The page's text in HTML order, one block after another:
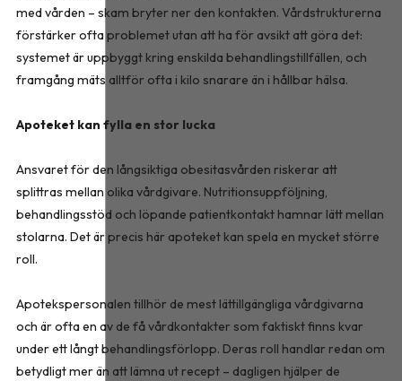
med vården – skam bryter ner den kontakten. Vårdstrukturerna
förstärker ofta problemet utan att ha för avsikt att göra det:
systemet är uppbyggt kring enskilda behandlingstillfällen, och
framgång mäts alltför ofta i kilo snarare än i hållbar hälsa.
Apoteket kan fylla en stor lucka
Ansvaret för den långsiktiga obesitasvården riskerar att
splittras mellan olika vårdgivare. Nutritionsuppföljning,
behandlingsstöd och löpande patientkontakt hamnar lätt mellan
stolarna. Det är precis här apoteket kan spela en mycket större
roll.
Apotekspersonalen tillhör de mest lättillgängliga vårdgivarna
och är ofta en av de få vårdkontakter som faktiskt finns kvar
under ett långt behandlingsförlopp. Deras roll handlar redan om
betydligt mer än att lämna ut recept – dagligen hjälper de